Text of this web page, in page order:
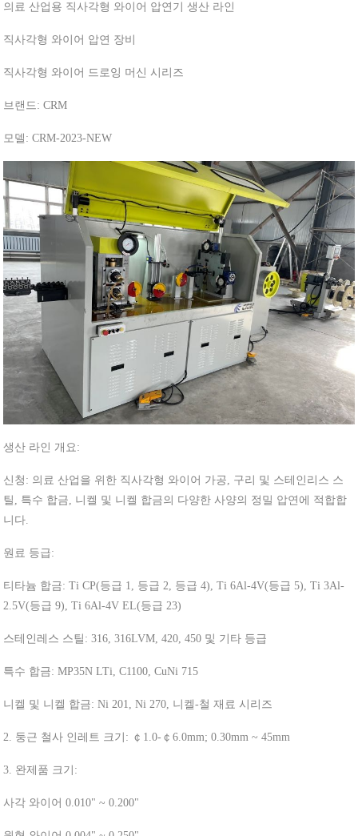
의료 산업용 직사각형 와이어 압연기 생산 라인
직사각형 와이어 압연 장비
직사각형 와이어 드로잉 머신 시리즈
브랜드: CRM
모델: CRM-2023-NEW
생산 라인 개요:
신청: 의료 산업을 위한 직사각형 와이어 가공, 구리 및 스테인리스 스
틸, 특수 합금, 니켈 및 니켈 합금의 다양한 사양의 정밀 압연에 적합합
니다.
원료 등급:
티타늄 합금: Ti CP(등급 1, 등급 2, 등급 4), Ti 6Al-4V(등급 5), Ti 3Al-
2.5V(등급 9), Ti 6Al-4V EL(등급 23)
스테인레스 스틸: 316, 316LVM, 420, 450 및 기타 등급
특수 합금: MP35N LTi, C1100, CuNi 715
니켈 및 니켈 합금: Ni 201, Ni 270, 니켈-철 재료 시리즈
2. 둥근 철사 인레트 크기: ￠1.0-￠6.0mm; 0.30mm ~ 45mm
3. 완제품 크기:
사각 와이어 0.010" ~ 0.200"